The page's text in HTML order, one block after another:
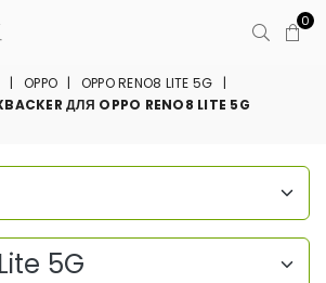
0
| OPPO | OPPO RENO8 LITE 5G
|
ДЛЯ OPPO RENO8 LITE 5G
5G